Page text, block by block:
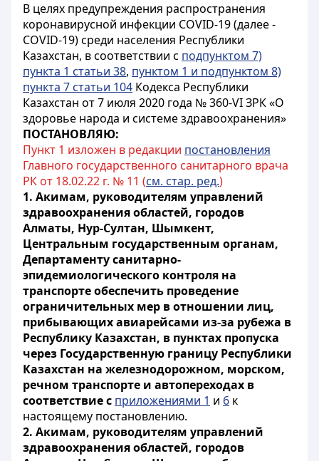
В целях предупреждения распространения
коронавирусной инфекции COVID-19 (далее -
COVID-19) среди населения Республики
Казахстан, в соответствии с подпунктом 7)
пункта 1 статьи 38, пунктом 1 и подпунктом 8)
пункта 7 статьи 104 Кодекса Республики
Казахстан от 7 июля 2020 года № 360-VIЗРК «О
здоровье народа и системе здравоохранения»
ПОСТАНОВЛЯЮ:
Пункт 1 изложен в редакции постановления
Главного государственного санитарного врача
РК от 18.02.22 г. № 11 (см. стар. ред.)
1. Акимам, руководителям управлений
здравоохранения областей, городов
Алматы, Нур-Султан, Шымкент,
Центральным государственным органам,
Департаменту санитарно-
эпидемиологического контроля на
транспортеобеспечить проведение
ограничительных мер в отношении лиц,
прибывающих авиарейсами из-за рубежа в
Республику Казахстан, в пунктах пропуска
через Государственную границу Республики
Казахстан на железнодорожном, морском,
речном транспорте и автопереходах в
соответствие с приложениями 1 и 6 к
настоящему постановлению.
2. Акимам, руководителям управлений
здравоохранения областей, городов